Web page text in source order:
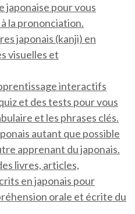
japonaise pour vous
la prononciation.
japonais (kanji) en
visuelles et
interactifs
et des tests pour vous
et les phrases clés.
autant que possible
apprenant du japonais.
livres, articles,
en japonais pour
orale et écrite du